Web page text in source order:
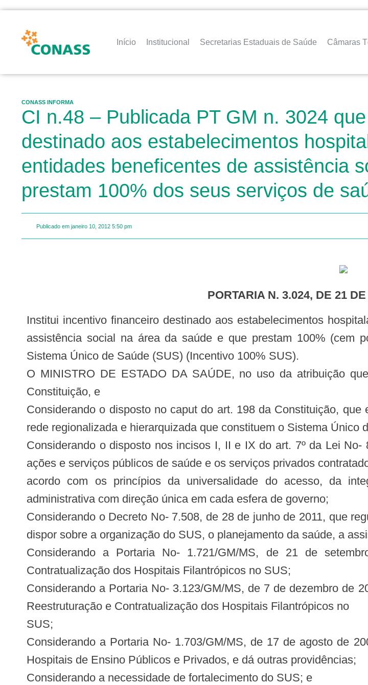
Início Institucional Secretarias Estaduais de Saúde Câmaras
CONASS INFORMA
CI n.48 – Publicada PT GM n. 3024
destinado aos estabelecimentos
entidades beneficentes de assistência
prestam 100% dos seus serviços de
Publicado em janeiro 10, 2012 5:50 pm
PORTARIA N. 3.024, DE 21
Institui incentivo financeiro destinado aos estabelecimentos hospitalares que se caracterizem como entidades beneficentes de
assistência social na área da saúde e que prestam 100% (cem
Sistema Único de Saúde (SUS) (Incentivo 100% SUS).
O MINISTRO DE ESTADO DA SAÚDE, no uso da atribuição
Constituição, e
Considerando o disposto no caput do art. 198 da Constituição,
rede regionalizada e hierarquizada que constituem o Sistema Único
Considerando o disposto nos incisos I, II e IX do art. 7º da Lei
ações e serviços públicos de saúde e os serviços privados
acordo com os princípios da universalidade do acesso, da
administrativa com direção única em cada esfera de governo;
Considerando o Decreto No- 7.508, de 28 de junho de 2011, que
dispor sobre a organização do SUS, o planejamento da saúde, a
Considerando a Portaria No- 1.721/GM/MS, de 21 de
Contratualização dos Hospitais Filantrópicos no SUS;
Considerando a Portaria No- 3.123/GM/MS, de 7 de dezembro de
Reestruturação e Contratualização dos Hospitais Filantrópicos no
SUS;
Considerando a Portaria No- 1.703/GM/MS, de 17 de agosto de
Hospitais de Ensino Públicos e Privados, e dá outras providências;
Considerando a necessidade de fortalecimento do SUS; e